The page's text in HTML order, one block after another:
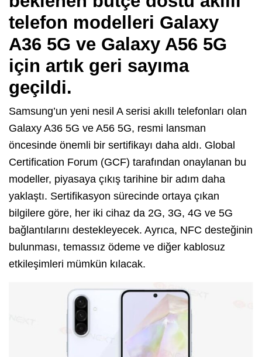
telefon modelleri Galaxy
A36 5G ve Galaxy A56 5G
için artık geri sayıma
geçildi.
Samsung’un yeni nesil A serisi akıllı telefonları olan
Galaxy A36 5G ve A56 5G, resmi lansman
öncesinde önemli bir sertifikayı daha aldı. Global
Certification Forum (GCF) tarafından onaylanan bu
modeller, piyasaya çıkış tarihine bir adım daha
yaklaştı. Sertifikasyon sürecinde ortaya çıkan
bilgilere göre, her iki cihaz da 2G, 3G, 4G ve 5G
bağlantılarını destekleyecek. Ayrıca, NFC desteğinin
bulunması, temassız ödeme ve diğer kablosuz
etkileşimleri mümkün kılacak.